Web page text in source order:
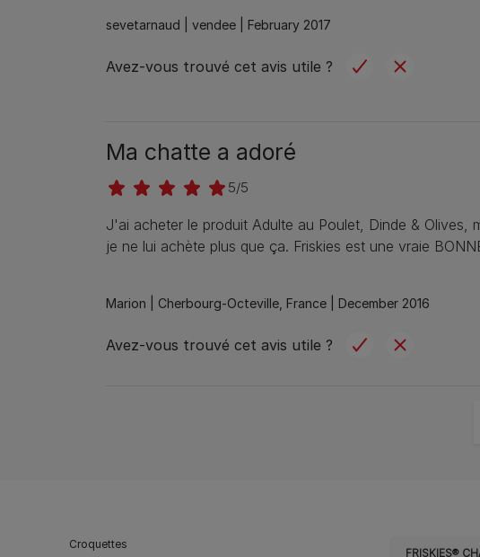
sevetarnaud | vendee | February 2017
Avez-vous trouvé cet avis utile ?
Ma chatte a adoré
5/5
J'ai acheter le produit Adulte au Poulet, Dinde & Olives,
je ne lui achète plus que ça. Friskies est une vraie
Marion | Cherbourg-Octeville, France | December 2016
Avez-vous trouvé cet avis utile ?
Croquettes
FRISKIES®